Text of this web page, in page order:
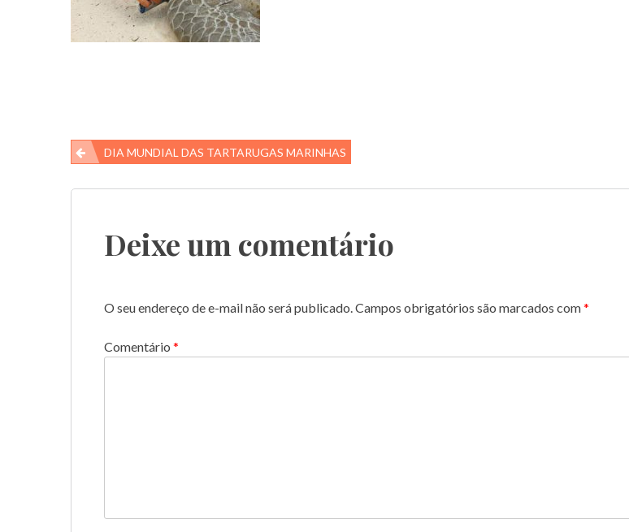
Navegação
de
DIA MUNDIAL DAS TARTARUGAS MARINHAS
Deixe um comentário
O seu endereço de e-mail não será publicado.Campos obrigatórios são marcados com*
Comentário *